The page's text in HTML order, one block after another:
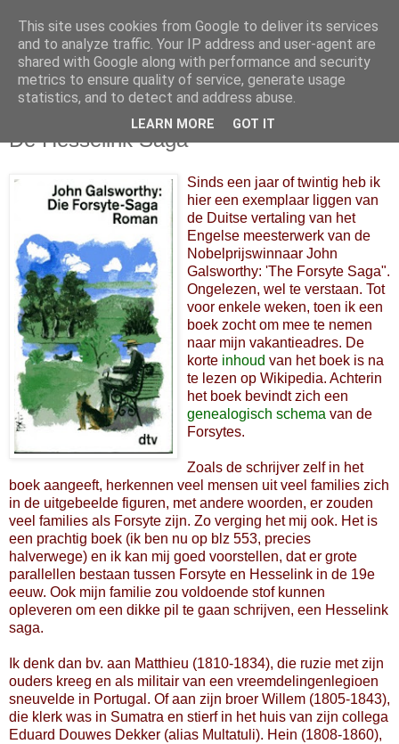
De Hesselink Saga
Sinds een jaar of twintig heb ik
hier een exemplaar liggen van
de Duitse vertaling van het
Engelse meesterwerk van de
Nobelprijswinnaar John
Galsworthy: 'The Forsyte Saga".
Ongelezen, wel te verstaan. Tot
voor enkele weken, toen ik een
boek zocht om mee te nemen
naar mijn vakantieadres. De
korte inhoud van het boek is na
te lezen op Wikipedia. Achterin
het boek bevindt zich een
genealogisch schema van de
Forsytes.
Zoals de schrijver zelf in het
boek aangeeft, herkennen veel mensen uit veel families zich
in de uitgebeelde figuren, met andere woorden, er zouden
veel families als Forsyte zijn. Zo verging het mij ook. Het is
een prachtig boek (ik ben nu op blz 553, precies
halverwege) en ik kan mij goed voorstellen, dat er grote
parallellen bestaan tussen Forsyte en Hesselink in de 19e
eeuw. Ook mijn familie zou voldoende stof kunnen
opleveren om een dikke pil te gaan schrijven, een Hesselink
saga.
Ik denk dan bv. aan Matthieu (1810-1834), die ruzie met zijn
ouders kreeg en als militair van een vreemdelingenlegioen
sneuvelde in Portugal. Of aan zijn broer Willem (1805-1843),
die klerk was in Sumatra en stierf in het huis van zijn collega
Eduard Douwes Dekker (alias Multatuli). Hein (1808-1860),
This site uses cookies from Google to deliver its services
and to analyze traffic. Your IP address and user-agent are
shared with Google along with performance and security
metrics to ensure quality of service, generate usage
statistics, and to detect and address abuse.
LEARN MORE GOT IT